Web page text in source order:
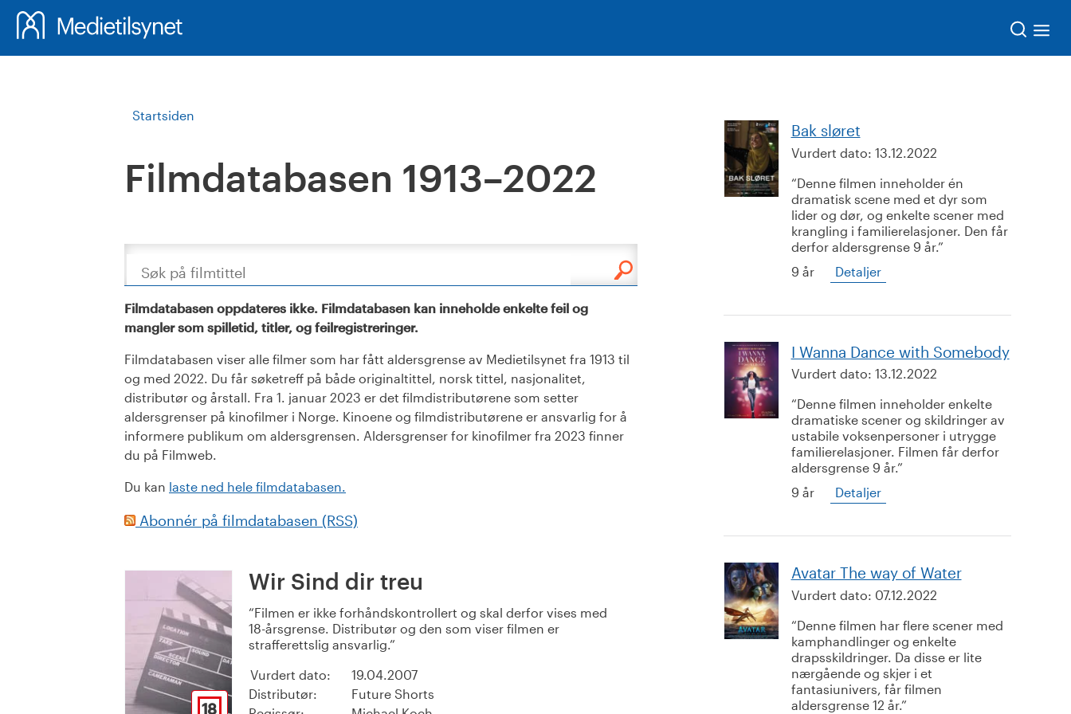
Startsiden
Filmdatabasen 1913–2022
Søk
Filmdatabasen oppdateres ikke. Filmdatabasen kan inneholde enkelte feil og
mangler som spilletid, titler, og feilregistreringer.
Filmdatabasen viser alle filmer som har fått aldersgrense av Medietilsynet fra 1913 til
og med 2022. Du får søketreff på både originaltittel, norsk tittel, nasjonalitet,
distributør og årstall. Fra 1. januar 2023 er det filmdistributørene som setter
aldersgrenser på kinofilmer i Norge. Kinoene og filmdistributørene er ansvarlig for å
informere publikum om aldersgrensen. Aldersgrenser for kinofilmer fra 2023 finner
du på Filmweb.
Du kan laste ned hele filmdatabasen.
Abonnér på filmdatabasen (RSS)
18
Wir Sind dir treu
Filmen er ikke forhåndskontrollert og skal derfor vises med
18-årsgrense. Distributør og den som viser filmen er
strafferettslig ansvarlig.
Vurdert dato:
19.04.2007
Distributør:
Future Shorts
Bak sløret
Vurdert dato: 13.12.2022
Denne filmen inneholder én
dramatisk scene med et dyr som
lider og dør, og enkelte scener med
krangling i familierelasjoner. Den får
derfor aldersgrense 9 år.
9 år
Detaljer
I Wanna Dance with Somebody
Vurdert dato: 13.12.2022
Denne filmen inneholder enkelte
dramatiske scener og skildringer av
ustabile voksenpersoner i utrygge
familierelasjoner. Filmen får derfor
aldersgrense 9 år.
9 år
Detaljer
Avatar The way of Water
Vurdert dato: 07.12.2022
Denne filmen har flere scener med
kamphandlinger og enkelte
drapsskildringer. Da disse er lite
nærgående og skjer i et
fantasiunivers, får filmen
aldersgrense 12 år.